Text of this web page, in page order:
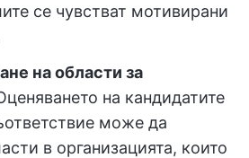
се чувстват мотивирани
на области за
на кандидатите
може да
в организацията, които